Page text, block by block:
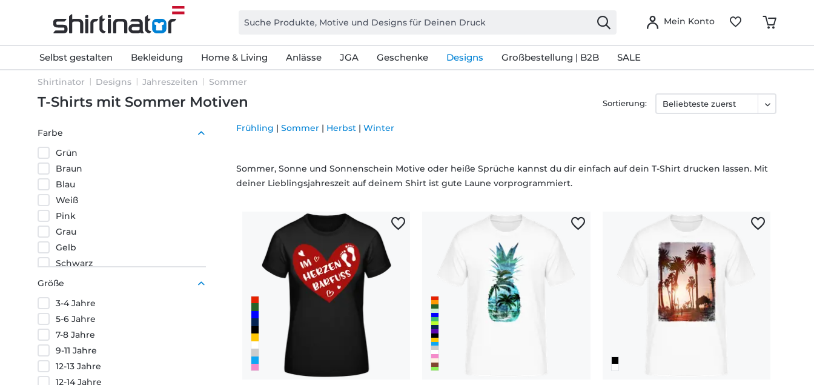
Mein Konto
Selbst gestalten Bekleidung Home & Living Anlässe JGA Geschenke Designs Großbestellung | B2B SALE
Shirtinator Designs Jahreszeiten Sommer
T-Shirts mit Sommer Motiven
Farbe
Grün
Braun
Blau
Weiß
Pink
Grau
Gelb
Schwarz
Lila
Größe
3-4 Jahre
5-6 Jahre
7-8 Jahre
9-11 Jahre
12-13 Jahre
12-14 Jahre
Frühling | Sommer | Herbst | Winter
Sommer, Sonne und Sonnenschein Motive oder heiße Sprüche kannst du dir einfach auf dein T-Shirt drucken lassen. Mit
deiner Lieblingsjahreszeit auf deinem Shirt ist gute Laune vorprogrammiert.
Sortierung: